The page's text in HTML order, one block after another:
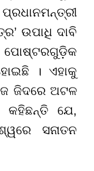
ଉପାଧି ଦାବି
ପୋଷ୍ଟରଗୁଡ଼ିକ
। ଏହାକୁ
ଜିଦରେ ଅଟଳ
ଯେ,
ସନାତନ